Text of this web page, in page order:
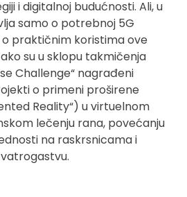
i digitalnoj budućnosti. Ali, u
samo o potrebnoj 5G
praktičnim koristima ove
su u sklopu takmičenja
Challenge“ nagrađeni
o primeni proširene
Reality“) u virtuelnom
lečenju rana, povećanju
na raskrsnicama i